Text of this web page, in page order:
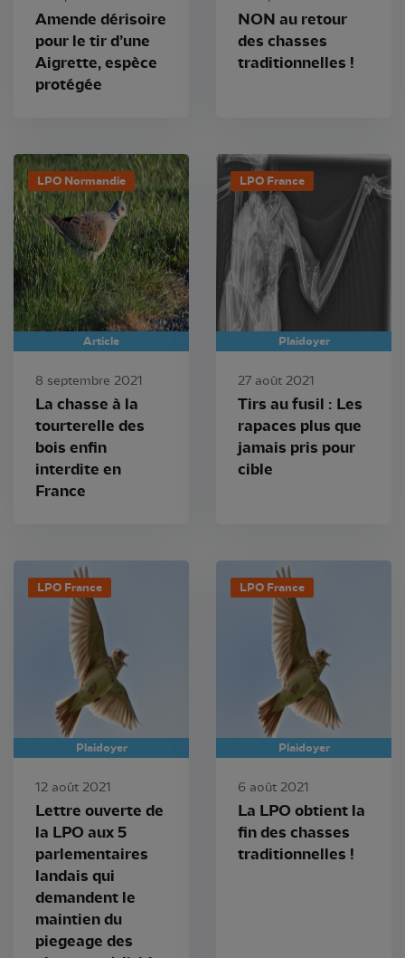
Amende dérisoire
pour le tir d’une
Aigrette, espèce
protégée
NON au retour
des chasses
traditionnelles !
LPO Normandie
Article
8 septembre 2021
La chasse à la
tourterelle des
bois enfin
interdite en
France
LPO France
Plaidoyer
27 août 2021
Tirs au fusil : Les
rapaces plus que
jamais pris pour
cible
LPO France
Plaidoyer
12 août 2021
Lettre ouverte de
la LPO aux 5
parlementaires
landais qui
demandent le
maintien du
piegeage des
LPO France
Plaidoyer
6 août 2021
La LPO obtient la
fin des chasses
traditionnelles !